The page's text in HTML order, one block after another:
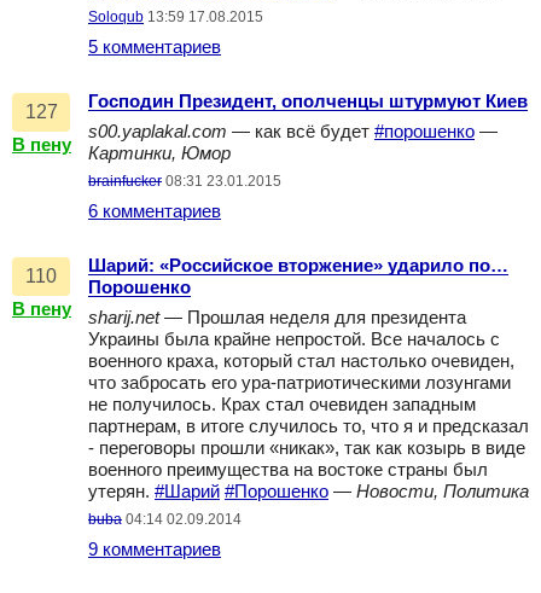
Soloqub 13:59 17.08.2015
5 комментариев
127
В пену
Господин Президент, ополченцы штурмуют Киев
s00.yaplakal.com — как всё будет #порошенко —
Картинки, Юмор
brainfucker 08:31 23.01.2015
6 комментариев
110
В пену
Шарий: «Российское вторжение» ударило по…
Порошенко
sharij.net— Прошлая неделя для президента
Украины была крайне непростой. Все началось с
военного краха, который стал настолько очевиден,
что забросать его ура-патриотическими лозунгами
не получилось. Крах стал очевиден западным
партнерам, в итоге случилось то, что я и предсказал
- переговоры прошли «никак», так как козырь в виде
военного преимущества на востоке страны был
утерян. #Шарий #Порошенко — Новости, Политика
buba 04:14 02.09.2014
9 комментариев